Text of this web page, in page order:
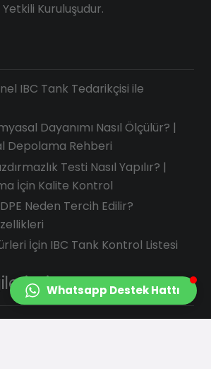
Yetkili Kuruluşudur.
IBC Tank Tedarikçisi ile
Dayanımı Nasıl Ölçülür? |
Depolama Rehberi
Testi Nasıl Yapılır? |
İçin Kalite Kontrol
Neden Tercih Edilir?
İçin IBC Tank Kontrol Listesi
Whatsapp Destek Hattı